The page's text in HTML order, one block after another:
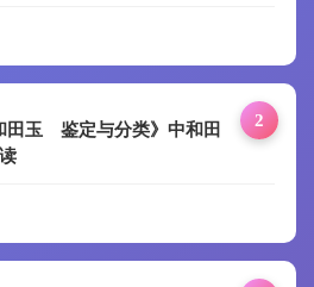
2
田玉 鉴定与分类》中和田